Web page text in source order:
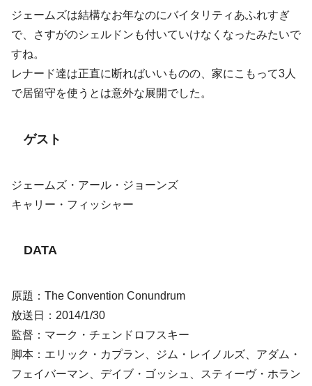
ジェームズは結構なお年なのにバイタリティあふれすぎ
で、さすがのシェルドンも付いていけなくなったみたいで
すね。
レナード達は正直に断ればいいものの、家にこもって3人
で居留守を使うとは意外な展開でした。
ゲスト
ジェームズ・アール・ジョーンズ
キャリー・フィッシャー
DATA
原題：The Convention Conundrum
放送日：2014/1/30
監督：マーク・チェンドロフスキー
脚本：エリック・カプラン、ジム・レイノルズ、アダム・
フェイバーマン、デイブ・ゴッシュ、スティーヴ・ホラン